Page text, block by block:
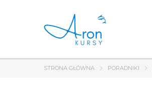
STRONA GŁÓWNA PORADNIKI